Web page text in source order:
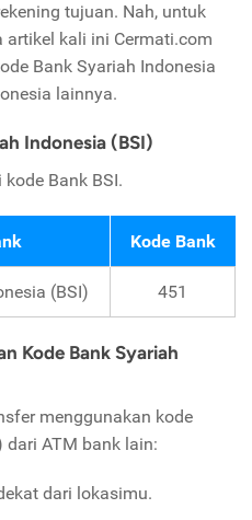
tujuan. Nah, untuk
artikel kali ini Cermati.com
Bank Syariah Indonesia
lainnya.
Indonesia (BSI)
Bank BSI.
Kode Bank
(BSI) 451
Kode Bank Syariah
menggunakan kode
dari ATM bank lain:
dari lokasimu.